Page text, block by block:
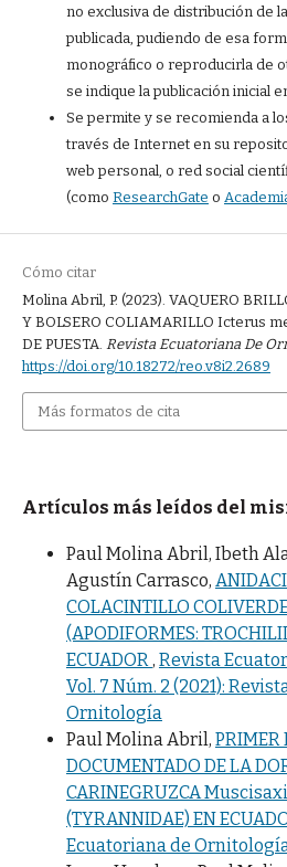
no exclusiva de distribución de
publicada, pudiendo de esa
monográfico o reproducirla de
se indique la publicación inicial
Se permite y se recomienda a
través de Internet en su
web personal, o red social
(como ResearchGate o
Cómo citar
Molina Abril, P. (2023). VAQUERO
Y BOLSERO COLIAMARILLO Icterus
DE PUESTA. Revista Ecuatoriana De
https://doi.org/10.18272/reo.v8i2.2689
Más formatos de cita
Artículos más leídos del
Paul Molina Abril, Ibeth
Agustín Carrasco,
COLACINTILLO
(APODIFORMES:
ECUADOR, Revista
Vol. 7 Núm. 2 (2021):
Ornitología
Paul Molina Abril, PRIMER
DOCUMENTADO DE LA
CARINEGRUZCA
(TYRANNIDAE) EN
Ecuatoriana de